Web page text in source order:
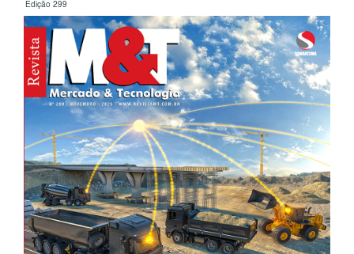
Edição 299